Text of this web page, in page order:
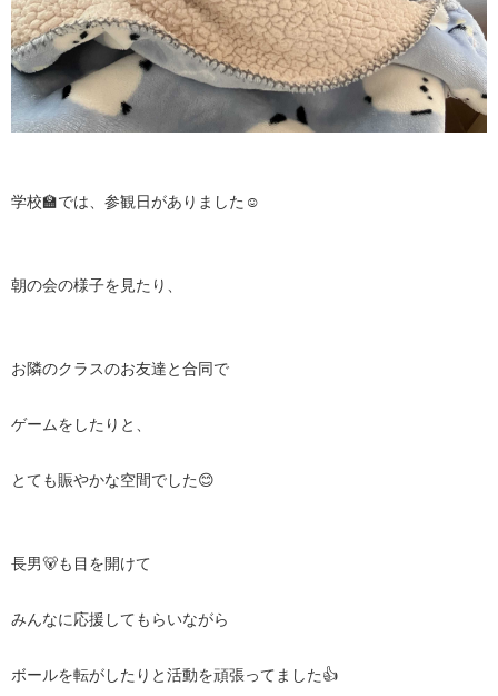
学校🏫では、参観日がありました☺️
朝の会の様子を見たり、
お隣のクラスのお友達と合同で
ゲームをしたりと、
とても賑やかな空間でした😊
長男🐻も目を開けて
みんなに応援してもらいながら
ボールを転がしたりと活動を頑張ってました👍